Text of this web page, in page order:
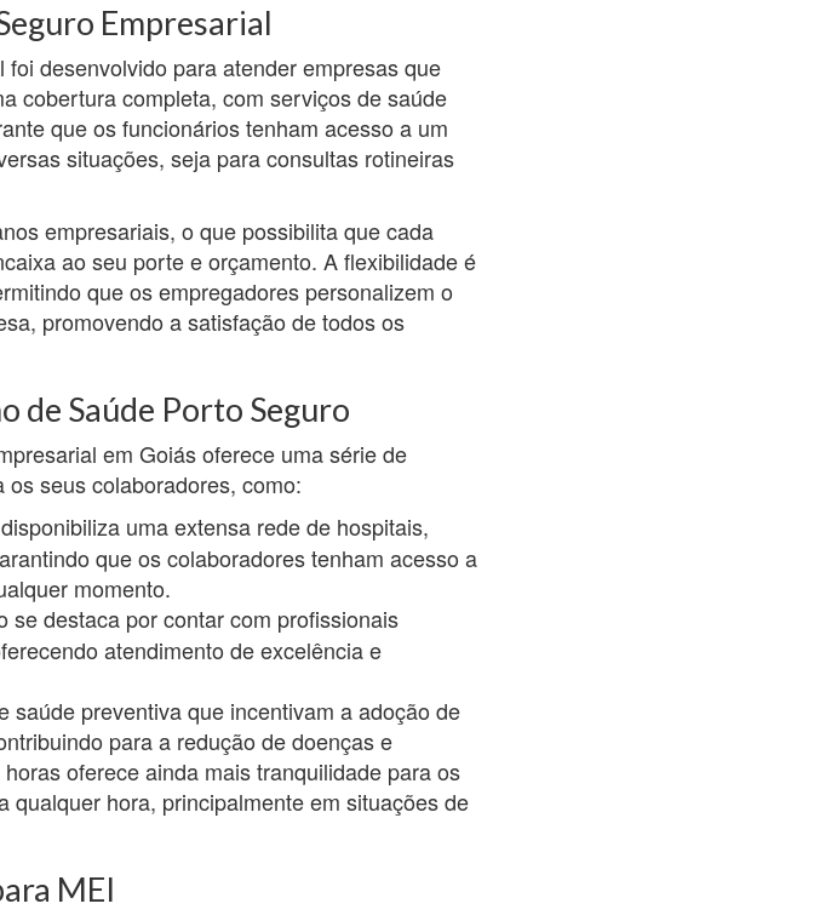
Empresarial
desenvolvido para atender empresas que
cobertura completa, com serviços de saúde
que os funcionários tenham acesso a um
situações, seja para consultas rotineiras
empresariais, o que possibilita que cada
ao seu porte e orçamento. A flexibilidade é
que os empregadores personalizem o
promovendo a satisfação de todos os
de Saúde Porto Seguro
em Goiás oferece uma série de
seus colaboradores, como:
uma extensa rede de hospitais,
que os colaboradores tenham acesso a
momento.
se destaca por contar com profissionais
atendimento de excelência e
preventiva que incentivam a adoção de
para a redução de doenças e
oferece ainda mais tranquilidade para os
hora, principalmente em situações de
MEI